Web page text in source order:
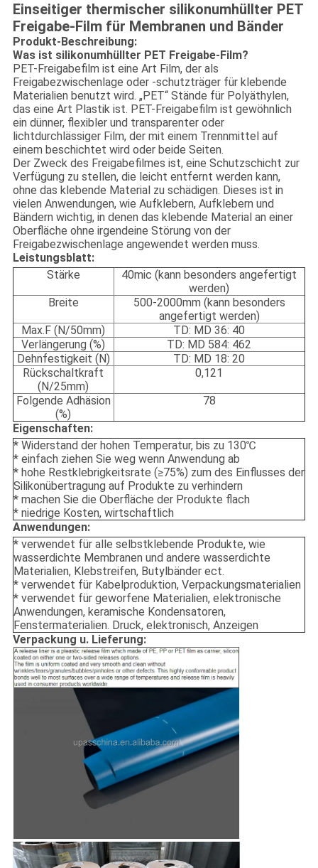
Einseitiger thermischer silikonumhüllter PET
Freigabe-Film für Membranen und Bänder
Produkt-Beschreibung:
Was ist silikonumhüllter PET Freigabe-Film?
PET-Freigabefilm ist eine Art Film, der als
Freigabezwischenlage oder -schutzträger für klebende
Materialien benutzt wird. „PET“ Stände für Polyäthylen,
das eine Art Plastik ist. PET-Freigabefilm ist gewöhnlich
ein dünner, flexibler und transparenter oder
lichtdurchlässiger Film, der mit einem Trennmittel auf
einem beschichtet wird oder beide Seiten.
Der Zweck des Freigabefilmes ist, eine Schutzschicht zur
Verfügung zu stellen, die leicht entfernt werden kann,
ohne das klebende Material zu schädigen. Dieses ist in
vielen Anwendungen, wie Aufklebern, Aufklebern und
Bändern wichtig, in denen das klebende Material an einer
Oberfläche ohne irgendeine Störung von der
Freigabezwischenlage angewendet werden muss.
Leistungsblatt:
Stärke
40mic (kann besonders angefertigt
werden)
Breite
500-2000mm (kann besonders
angefertigt werden)
Max.F (N/50mm)
TD: MD 36: 40
Verlängerung (%)
TD: MD 584: 462
Dehnfestigkeit (N)
TD: MD 18: 20
Rückschaltkraft
(N/25mm)
0,121
Folgende Adhäsion
(%)
78
Eigenschaften:
* Widerstand der hohen Temperatur, bis zu 130℃
* einfach ziehen Sie weg wenn Anwendung ab
* hohe Restklebrigkeitsrate (≥75%) zum des Einflusses der
Silikonübertragung auf Produkte zu verhindern
* machen Sie die Oberfläche der Produkte flach
* niedrige Kosten, wirtschaftlich
Anwendungen:
* verwendet für alle selbstklebende Produkte, wie
wasserdichte Membranen und andere wasserdichte
Materialien, Klebstreifen, Butylbänder ect.
* verwendet für Kabelproduktion, Verpackungsmaterialien
* verwendet für geworfene Materialien, elektronische
Anwendungen, keramische Kondensatoren,
Fenstermaterialien. Druck, elektronisch, Anzeigen
Verpackung u. Lieferung: